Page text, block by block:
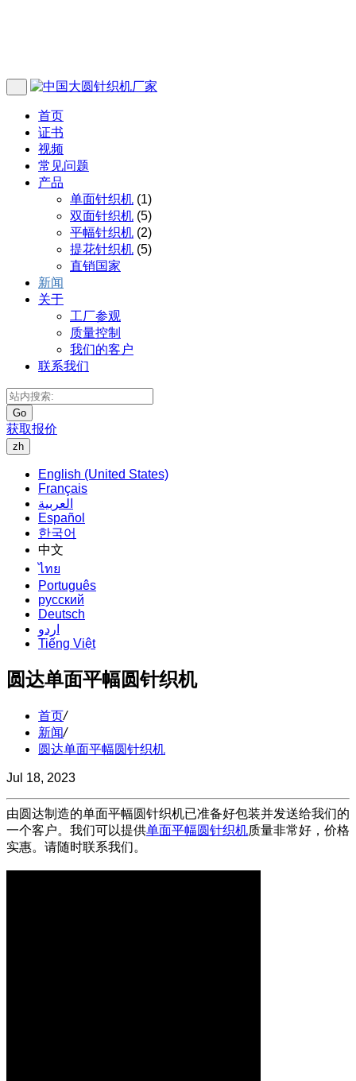
首页
证书
视频
常见问题
产品
单面针织机 (1)
双面针织机 (5)
平幅针织机 (2)
提花针织机 (5)
直销国家
新闻
关于
工厂参观
质量控制
我们的客户
联系我们
Go
获取报价
zh
English (United States)
Français
العربية
Español
한국어
中文
ไทย
Português
русский
Deutsch
اردو
Tiếng Việt
圆达单面平幅圆针织机
首页/
新闻/
圆达单面平幅圆针织机
Jul 18, 2023
由圆达制造的单面平幅圆针织机已准备好包装并发送给我们的
一个客户。我们可以提供单面平幅圆针织机质量非常好，价格
实惠。请随时联系我们。